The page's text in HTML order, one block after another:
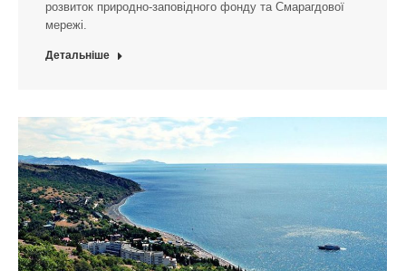
розвиток природно-заповідного фонду та Смарагдової
мережі.
Детальніше